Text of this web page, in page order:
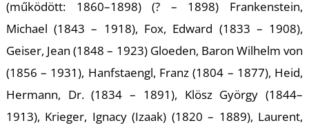
(működött: 1860–1898) (? – 1898) Frankenstein,
Michael (1843 – 1918), Fox, Edward (1833 – 1908),
Geiser, Jean (1848 – 1923) Gloeden, Baron Wilhelm von
(1856 – 1931), Hanfstaengl, Franz (1804 – 1877), Heid,
Hermann, Dr. (1834 – 1891), Klösz György (1844–
1913), Krieger, Ignacy (Izaak) (1820 – 1889), Laurent,